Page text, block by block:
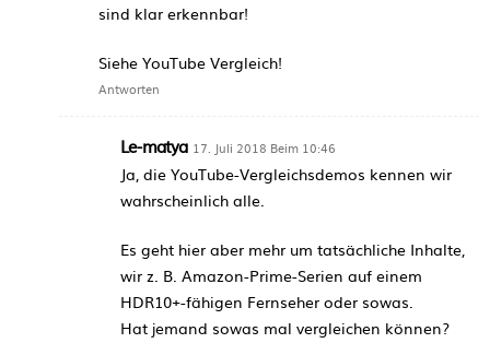
sind klar erkennbar!
Siehe YouTube Vergleich!
Antworten
Le-matya 17. Juli 2018 Beim 10:46
Ja, die YouTube-Vergleichsdemos kennen wir
wahrscheinlich alle.
Es geht hier aber mehr um tatsächliche Inhalte,
wir z. B. Amazon-Prime-Serien auf einem
HDR10+-fähigen Fernseher oder sowas.
Hat jemand sowas mal vergleichen können?